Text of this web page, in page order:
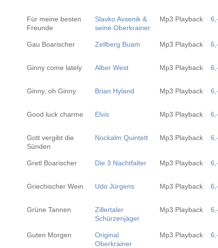
Für meine besten
Freunde
Slavko Avsenik &
seine Oberkrainer
Mp3 Playback
Gau Boarischer Zellberg Buam Mp3 Playback
Ginny come lately Alber West Mp3 Playback
Ginny, oh Ginny Brian Hyland Mp3 Playback
Good luck charme Elvis Mp3 Playback
Gott vergibt die
Sünden
Nockalm Quintett Mp3 Playback
Gretl Boarischer Die 3 Nachtfalter Mp3 Playback
Griechischer Wein Udo Jürgens Mp3 Playback
Grüne Tannen
Zillertaler
Schürzenjäger
Mp3 Playback
Guten Morgen
Original
Oberkrainer
Mp3 Playback